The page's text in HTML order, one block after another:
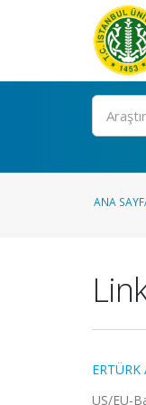
Ara
ANA
ERTÜRK
US/EU-